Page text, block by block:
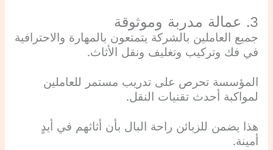
3. عمالة مدربة وموثوقة
جميع العاملين بالشركة يتمتعون بالمهارة والاحترافية
في فك وتركيب وتغليف ونقل الأثاث.
المؤسسة تحرص على تدريب مستمر للعاملين
لمواكبة أحدث تقنيات النقل.
هذا يضمن للزبائن راحة البال بأن أثاثهم في أيدٍ
أمينة.